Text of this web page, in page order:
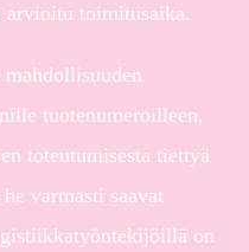
arvioitu toimitusaika.
tuotenumeroilleen,
toteutumisesta tiettyä
varmasti saavat
on